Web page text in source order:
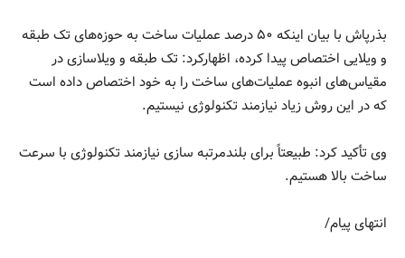
بذرپاش با بیان اینکه ۵۰ درصد عملیات ساخت به حوزه‌های تک طبقه
و ویلایی اختصاص پیدا کرده، اظهارکرد: تک طبقه و ویلاسازی در
مقیاس‌های انبوه عملیات‌های ساخت را به خود اختصاص داده است
که در این روش زیاد نیازمند تکنولوژی نیستیم.
وی تأکید کرد: طبیعتاً برای بلندمرتبه سازی نیازمند تکنولوژی با سرعت
ساخت بالا هستیم.
انتهای پیام/